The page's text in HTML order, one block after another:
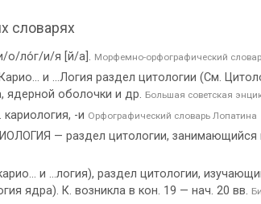
словарях
о/ло́г/и/я [й/а]. Морфемно-орфографический
и ...Логия раздел цитологии (См.
ядерной оболочки и др. Большая советская
-и Орфографический словарь Лопатина
— раздел цитологии, занимающийся
и ...логия), раздел цитологии,
ядра). К. возникла в кон. 19 — нач. 20 вв.